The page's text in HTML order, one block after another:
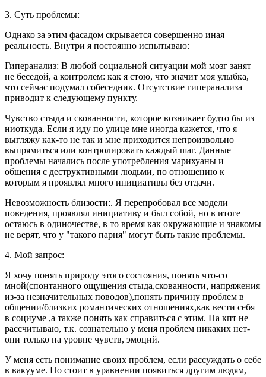
3. Суть проблемы:
Однако за этим фасадом скрывается совершенно иная
реальность. Внутри я постоянно испытываю:
Гиперанализ: В любой социальной ситуации мой мозг занят
не беседой, а контролем: как я стою, что значит моя улыбка,
что сейчас подумал собеседник. Отсутствие гиперанализа
приводит к следующему пункту.
Чувство стыда и скованности, которое возникает будто бы из
ниоткуда. Если я иду по улице мне иногда кажется, что я
выгляжу как-то не так и мне приходится непроизвольно
выпрямиться или контролировать каждый шаг. Данные
проблемы начались после употребления марихуаны и
общения с деструктивными людьми, по отношению к
которым я проявлял много инициативы без отдачи.
Невозможность близости:. Я перепробовал все модели
поведения, проявлял инициативу и был собой, но в итоге
остаюсь в одиночестве, в то время как окружающие и знакомы
не верят, что у "такого парня" могут быть такие проблемы.
4. Мой запрос:
Я хочу понять природу этого состояния, понять что-со
мной(спонтанного ощущения стыда,скованности, напряжения
из-за незначительных поводов),понять причину проблем в
общении/близких романтических отношениях,как вести себя
в социуме ,а также понять как справиться с этим. На кпт не
рассчитываю, т.к. сознательно у меня проблем никаких нет-
они только на уровне чувств, эмоций.
У меня есть понимание своих проблем, если рассуждать о себе
в вакууме. Но стоит в уравнении появиться другим людям,